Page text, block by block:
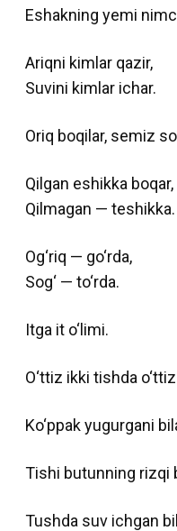
Eshakning yemi
Ariqni kimlar qazir,
Suvini kimlar ichar.
Oriq boqilar, semiz
Qilgan eshikka boqar,
Qilmagan — teshikka.
Og‘riq — go‘rda,
Sog‘ — to‘rda.
Itga it o‘limi.
O‘ttiz ikki tishda
Ko‘ppak yugurgani
Tishi butunning rizqi
Tushda suv ichgan